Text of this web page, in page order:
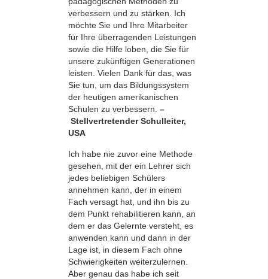
verbessern und zu stärken. Ich
möchte Sie und Ihre Mitarbeiter
für Ihre überragenden Leistungen
sowie die Hilfe loben, die Sie für
unsere zukünftigen Generationen
leisten. Vielen Dank für das, was
Sie tun, um das Bildungssystem
der heutigen amerikanischen
Schulen zu verbessern. –
Stellvertretender Schulleiter,
USA
Ich habe nie zuvor eine Methode
gesehen, mit der ein Lehrer sich
jedes beliebigen Schülers
annehmen kann, der in einem
Fach versagt hat, und ihn bis zu
dem Punkt rehabilitieren kann, an
dem er das Gelernte versteht, es
anwenden kann und dann in der
Lage ist, in diesem Fach ohne
Schwierigkeiten weiterzulernen.
Aber genau das habe ich seit